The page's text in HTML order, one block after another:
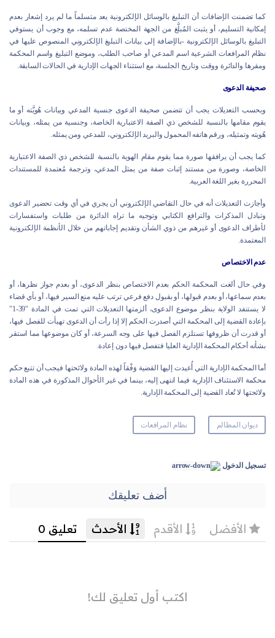
كما تضمنت الإضافات أن التبليغ بالوسائل الإلكترونية يعد متسلماً ما لم يرد إشعار بعدم
إمكانية التسليم، أو يثبت المُبلَّغ من الجهة المختصة عدم تسلمه، مع وجوب أن يستوفي
التبليغ بالوسائل الإلكترونية -بالإضافة إلى بيانات التبليغ الإلكتروني المنصوص عليها في
نظام المرافعات الشرعية اسم المدعي أو صاحب الطلب، وموضع التبليغ واسم المحكمة
ومقرها والدائرة ووقت وتاريخ الجلسة، مع استثناء الجهات الإدارية في الحالات السابقة.
صحيفة الدعوى
وبحسب التعديلات يجب أن تتضمن صحيفة الدعوى جنسية المدعي وبيانات هُويَّته أو ما
يقوم مقامها بالنسبة للشخص ذي الصفة الاعتبارية الخاصة، وجنسية من يمثله، وبيانات
هُويته وتمثيله، ورقم هاتفه المحمول والبريد الإلكتروني، للمدعي ومن يمثله.
كما يجب أن يرافقها صورة مما يقوم مقام الهوية بالنسبة للشخص ذي الصفة الاعتبارية
الخاصة، وصورة من مستند إثبات صفة من يمثل المدعي، وترجمة مُعتمدة للمستندات
المحررة بغير اللغة العربية.
وأجازت التعديلات أنه في حال التقاضي الإلكتروني أن يجري في أي وقت تحضير الدعوى
وتبادل المذكرات والترافع الكتابي وتوجيه ما تراه الدائرة من طلبات واستفسارات
لأطراف الدعوى أو غيرهم من ذوي الشأن وتقديم إجاباتهم من خلال الأنظمة الإلكترونية
المعتمدة.
عدم الاختصاص
وفي حال ألغت المحكمة الحكم بعدم الاختصاص بنظر الدعوى، أو بعدم جواز نظرها، أو
بعدم سماعها، أو بعدم قبولها، أو بقبول دفع فرعي ترتب عليه منع السير فيها، أو بأي قضاء
لا يستنفد الولاية بنظر موضوع الدعوى، ألزمتها التعديلات التي تمت في المادة "39-1"
بإعادة القضية إلى المحكمة التي أصدرت الحكم إلا إذا رأت أن الدعوى تهيأت للفصل فيها،
أو قدرت أن ظروفها تستلزم الفصل فيها على وجه السرعة، أو كان موضوعها مما استقر
بشأنه أحكام المحكمة الإدارية العليا فتفصل فيها دون إعادة.
أما المحكمة الإدارية التي أُعيدت إليها القضية وَفْقاً لهذه المادة ولائحتها فيجب أن تتبع حكم
محكمة الاستئناف الإدارية فيما انتهى إليه، بينما في غير الأحوال المذكورة في هذه المادة
ولائحتها لا تُعاد القضية إلى المحكمة الإدارية.
ديوان المظالم نظام المرافعات
تسجيل الدخول
أضف تعليقك